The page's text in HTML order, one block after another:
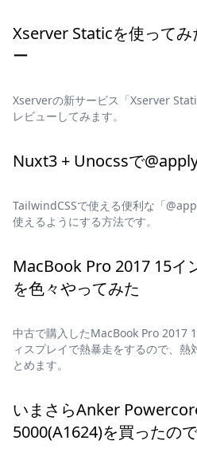
Xserver Staticを使って
ー
Xserverの新サービス「Xserver
レビューしてみます。
Nuxt3 + Unocssで
TailwindCSSで使える便利な「
使えるようにする方法です。
MacBook Pro 2017 15イ
を色々やってみた
中古で購入したMacBook Pro 2017
ィスプレイで熱暴走をするので、熱
とめます。
いまさらAnker
5000(A1624)を買ったの